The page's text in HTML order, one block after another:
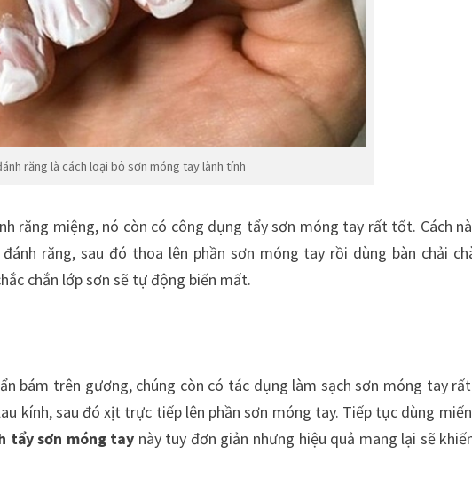
răng là cách loại bỏ sơn móng tay lành tính
răng miệng, nó còn có công dụng tẩy sơn móng tay rất tốt. Cách
răng, sau đó thoa lên phần sơn móng tay rồi dùng bàn chải
chắn lớp sơn sẽ tự động biến mất.
bám trên gương, chúng còn có tác dụng làm sạch sơn móng tay
kính, sau đó xịt trực tiếp lên phần sơn móng tay. Tiếp tục dùng
tẩy sơn móng tay này tuy đơn giản nhưng hiệu quả mang lại sẽ